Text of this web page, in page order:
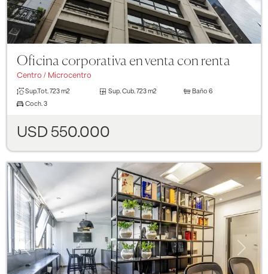
Oficina corporativa en venta con renta
Centro / Microcentro
Sup.Tot. 723 m2 Sup. Cub. 723 m2 Baño 6
Coch. 3
USD 550.000
Previous Next